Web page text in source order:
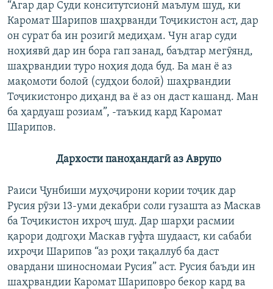
“Агар дар Суди конситутсионӣ маълум шуд, ки
Каромат Шарипов шаҳрванди Тоҷикистон аст, дар
он сурат ба ин розигӣ медиҳам. Чун агар суди
ноҳиявӣ дар ин бора гап занад, баъдтар мегӯянд,
шаҳрвандии туро ноҳия дода буд. Ба ман ё аз
мақомоти болоӣ (судҳои болоӣ) шаҳрвандии
Тоҷикистонро диҳанд ва ё аз он даст кашанд. Ман
ба ҳардуаш розиам”, -таъкид кард Каромат
Шарипов.
Дархости паноҳандагӣ аз Аврупо
Раиси Ҷунбиши муҳоҷирони кории тоҷик дар
Русия рӯзи 13-уми декабри соли гузашта аз Маскав
ба Тоҷикистон ихроҷ шуд. Дар шарҳи расмии
қарори додгоҳи Маскав гуфта шудааст, ки сабаби
ихроҷи Шарипов “аз роҳи тақаллуб ба даст
овардани шиносномаи Русия” аст. Русия баъди ин
шаҳрвандии Каромат Шариповро бекор кард ва